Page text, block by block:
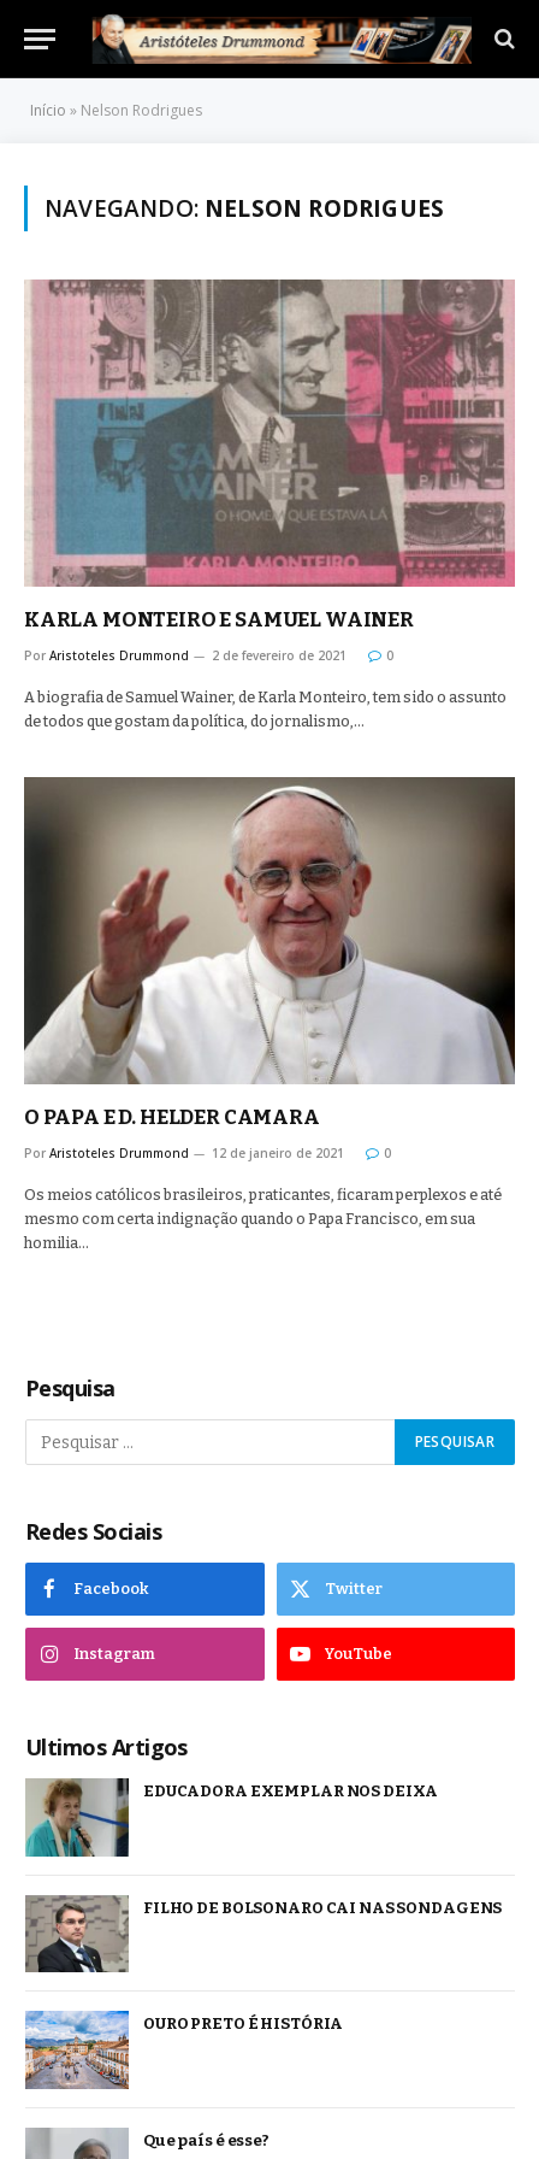
Início » Nelson Rodrigues
NAVEGANDO: NELSON RODRIGUES
KARLA MONTEIRO E SAMUEL WAINER
Por Aristoteles Drummond 2 de fevereiro de 2021 0
A biografia de Samuel Wainer, de Karla Monteiro, tem sido o assunto
de todos que gostam da política, do jornalismo,…
O PAPA E D. HELDER CAMARA
Por Aristoteles Drummond 12 de janeiro de 2021 0
Os meios católicos brasileiros, praticantes, ficaram perplexos e até
mesmo com certa indignação quando o Papa Francisco, em sua
homilia…
Pesquisa
Redes Sociais
Facebook Twitter
Instagram YouTube
Ultimos Artigos
EDUCADORA EXEMPLAR NOS DEIXA
FILHO DE BOLSONARO CAI NAS SONDAGENS
OURO PRETO É HISTÓRIA
Que país é esse?